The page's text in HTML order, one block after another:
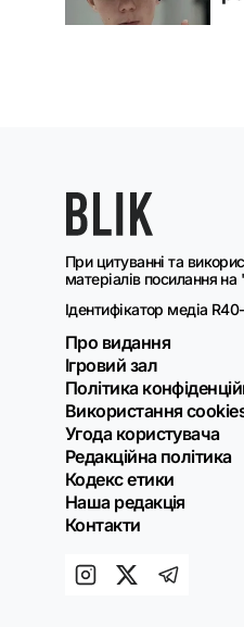
При цитуванні та
матеріалів посилання
Ідентифікатор медіа
Про видання
Ігровий зал
Політика
Використання
Угода користувача
Редакційна політика
Кодекс етики
Наша редакція
Контакти